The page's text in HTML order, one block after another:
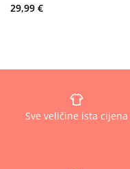
29,99 €
Sve veličine ista cijena